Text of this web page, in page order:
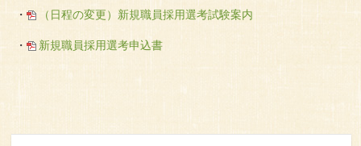
・ （日程の変更）新規職員採用選考試験案内
・ 新規職員採用選考申込書